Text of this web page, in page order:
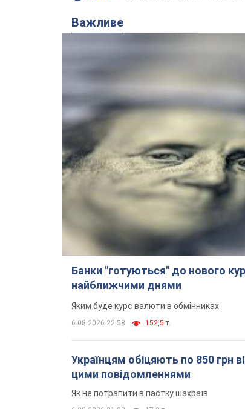
Важливе
Банки "готуються" до нового
найближчими днями
Яким буде курс валюти в обмінниках
6.08.2026 22:58 152,5 т.
Українцям обіцяють по 850 грн
цими повідомленнями
Як не потрапити в пастку шахраїв